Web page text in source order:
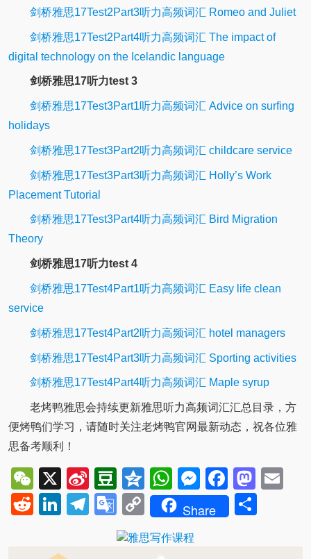
剑桥雅思17Test2Part3听力高频词汇 Romeo and Juliet
剑桥雅思17Test2Part4听力高频词汇 The impact of
digital technology on the Icelandic language
剑桥雅思17听力test 3
剑桥雅思17Test3Part1听力高频词汇 Advice on surfing
holidays
剑桥雅思17Test3Part2听力高频词汇 childcare service
剑桥雅思17Test3Part3听力高频词汇 Holly’s Work
Placement Tutorial
剑桥雅思17Test3Part4听力高频词汇 Bird Migration
Theory
剑桥雅思17听力test 4
剑桥雅思17Test4Part1听力高频词汇 Easy life clean
service
剑桥雅思17Test4Part2听力高频词汇 hotel managers
剑桥雅思17Test4Part3听力高频词汇 Sporting activities
剑桥雅思17Test4Part4听力高频词汇 Maple syrup
老烤鸭雅思会持续更新雅思听力高频词汇汇总目录，方
便烤鸭们学习，请随时关注老烤鸭官网最新动态，祝各位雅
思备考顺利！
WeChat
X
Sina
Weibo
Douban
QzoneWhatsApp
Messenger
RedditLinkedIn
Telegram
Google
Translate
Copy
Link
Share